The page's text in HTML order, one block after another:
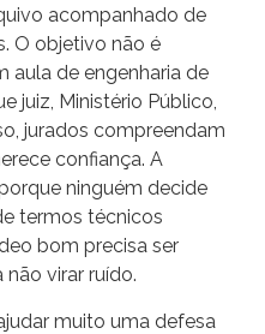
acompanhado de
O objetivo não é
aula de engenharia de
juiz, Ministério Público,
jurados compreendam
confiança. A
ninguém decide
termos técnicos
bom precisa ser
virar ruído.
muito uma defesa